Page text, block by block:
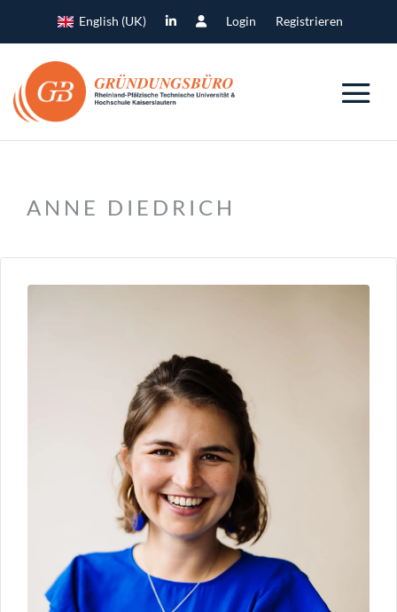
English (UK) Login Registrieren
ANNE DIEDRICH